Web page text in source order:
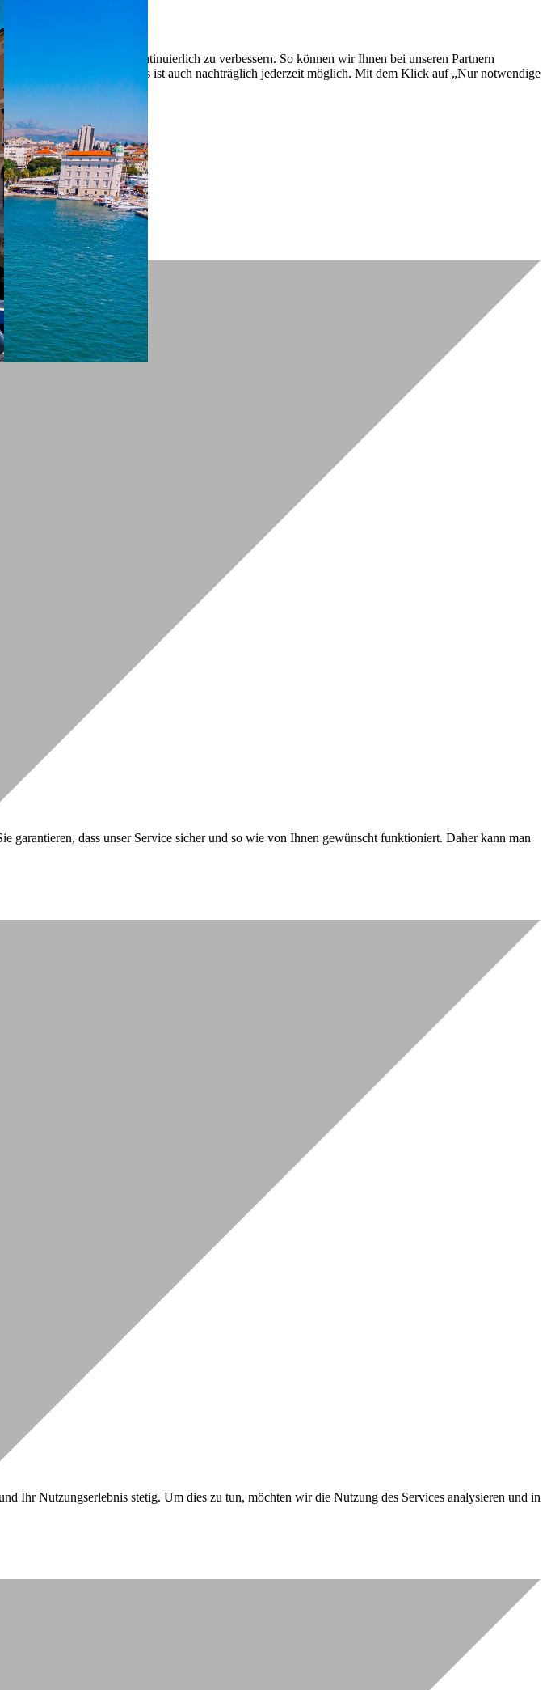
servieren und dieses kontinuierlich zu verbessern. So können wir Ihnen bei unseren Partnern
Präferenzen festlegen. Dies ist auch nachträglich jederzeit möglich. Mit dem Klick auf „Nur notwendige
dass unser Service sicher und so wie von Ihnen gewünscht funktioniert. Daher kann man
Ihr Nutzungserlebnis stetig. Um dies zu tun, möchten wir die Nutzung des Services analysieren und in